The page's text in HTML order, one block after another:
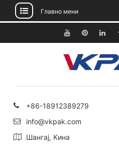
до
Главно мени
YouTubePinterest
+86-18912389279
info@vkpak.com
Шангај, Кина